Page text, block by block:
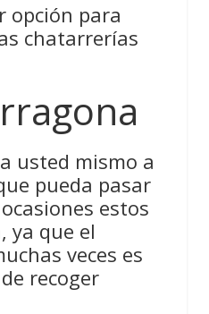
opción para
chatarrerías
usted mismo a
pueda pasar
estos
ya que el
veces es
recoger